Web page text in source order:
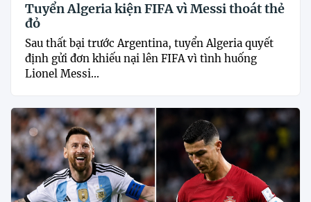
Tuyển Algeria kiện FIFA vì Messi thoát thẻ
đỏ
Sau thất bại trước Argentina, tuyển Algeria quyết
định gửi đơn khiếu nại lên FIFA vì tình huống
Lionel Messi...